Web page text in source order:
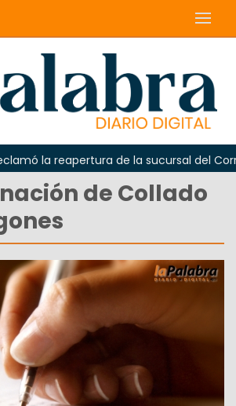
la reapertura de la sucursal del Correo
de Collado